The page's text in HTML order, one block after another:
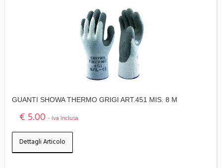
GUANTI SHOWA THERMO GRIGI ART.451 MIS. 8 M
€ 5.00 - Iva Inclusa
Dettagli Articolo